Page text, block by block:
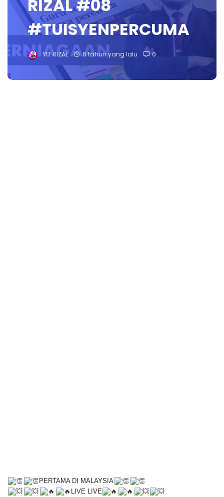
RIZAL #08
#TUISYENPERCUMA
YU. RIZAL 6 tahun yang lalu 0
PERTAMA DI MALAYSIA
LIVE LIVE